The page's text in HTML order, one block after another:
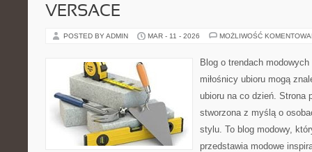
VERSACE
POSTED BY ADMIN MAR - 11 - 2026 MOŻLIWOŚĆ
Blog o trendach
miłośnicy ubioru mogą
ubioru na co dzień. Strona
stworzona z myślą o
stylu. To blog modowy,
przedstawia modowe